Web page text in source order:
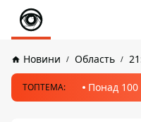
Новини Область
ТОПТЕМА: Понад 100